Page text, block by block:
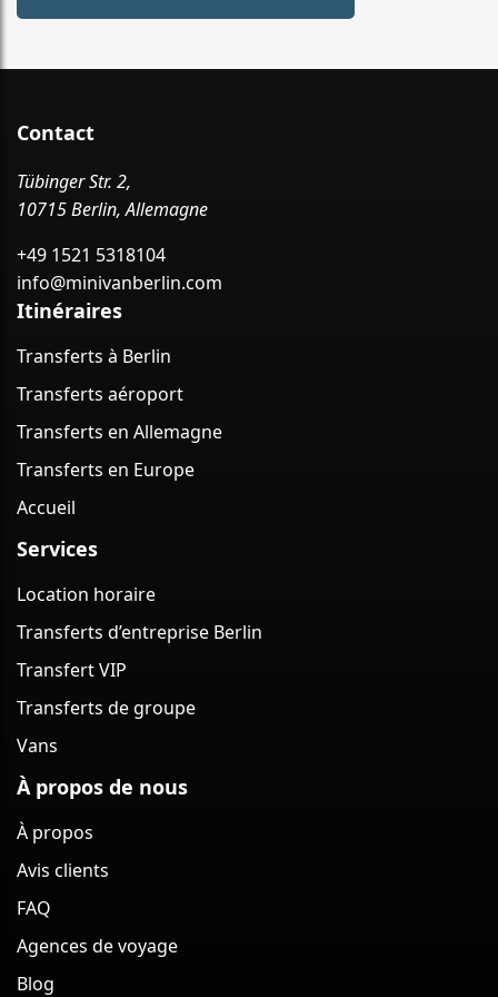
Contact
Tübinger Str. 2,
10715 Berlin, Allemagne
+49 1521 5318104
info@minivanberlin.com
Itinéraires
Transferts à Berlin
Transferts aéroport
Transferts en Allemagne
Transferts en Europe
Accueil
Services
Location horaire
Transferts d’entreprise Berlin
Transfert VIP
Transferts de groupe
Vans
À propos de nous
À propos
Avis clients
FAQ
Agences de voyage
Blog